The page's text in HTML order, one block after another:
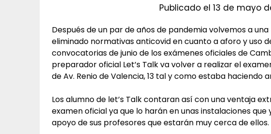
Publicado el 13 de mayo
Después de un par de años de pandemia volvemos a
eliminado normativas anticovid en cuanto a aforo y uso
convocatorias de junio de los exámenes oficiales de
preparador oficial Let’s Talk va volver a realizar el
de Av. Renio de Valencia, 13 tal y como estaba haciendo
Los alumno de let’s Talk contaran así con una ventaja
examen oficial ya que lo harán en unas instalaciones
apoyo de sus profesores que estarán muy cerca de ellos.